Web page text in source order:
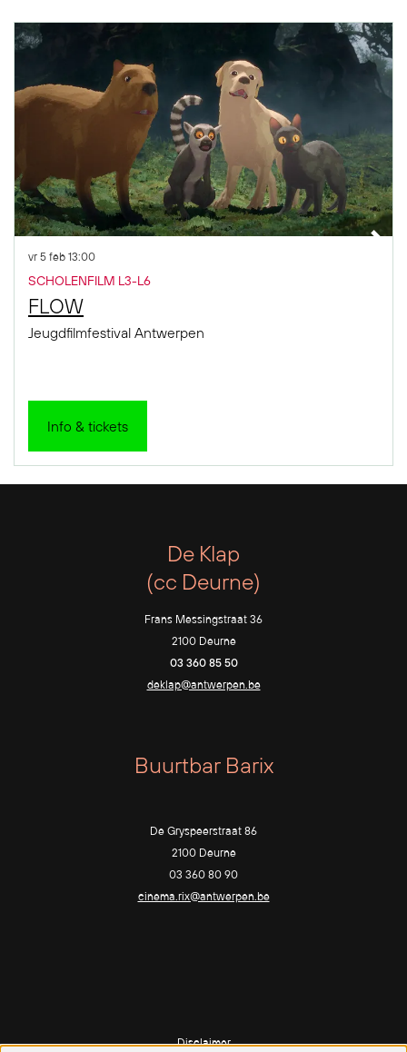
FLOW
Jeugdfilmfestival Antwerpen
SCHOLENFILM L3-L6
vr 5 feb 13:00
Info & tickets
De Klap
(cc Deurne)
Frans Messingstraat 36
2100 Deurne
03 360 85 50
deklap@antwerpen.be
Buurtbar Barix
De Gryspeerstraat 86
2100 Deurne
03 360 80 90
cinema.rix@antwerpen.be
Disclaimer